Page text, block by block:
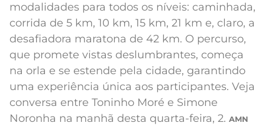
modalidades para todos os níveis: caminhada,
corrida de 5 km, 10 km, 15 km, 21 km e, claro, a
desafiadora maratona de 42 km. O percurso,
que promete vistas deslumbrantes, começa
na orla e se estende pela cidade, garantindo
uma experiência única aos participantes. Veja
conversa entre Toninho Moré e Simone
Noronha na manhã desta quarta-feira, 2. AMN